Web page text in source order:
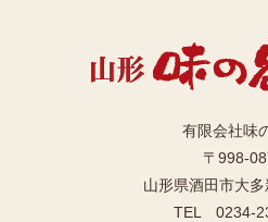
有限会社味
〒998-
山形県酒田市大
TEL 0234-